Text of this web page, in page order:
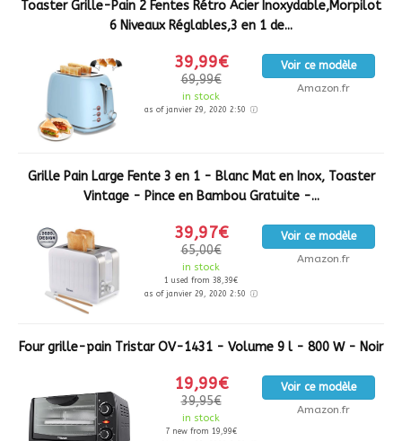
Toaster Grille-Pain 2 Fentes Rétro Acier Inoxydable,Morpilot
6 Niveaux Réglables,3 en 1 de...
39,99€
69,99€
in stock
as of janvier 29, 2020 2:50
Voir ce modèle
Amazon.fr
Grille Pain Large Fente 3 en 1 - Blanc Mat en Inox, Toaster
Vintage - Pince en Bambou Gratuite -...
39,97€
65,00€
in stock
1 used from 38,39€
as of janvier 29, 2020 2:50
Voir ce modèle
Amazon.fr
Four grille-pain Tristar OV-1431 - Volume 9 l - 800 W - Noir
19,99€
39,95€
in stock
7 new from 19,99€
Voir ce modèle
Amazon.fr